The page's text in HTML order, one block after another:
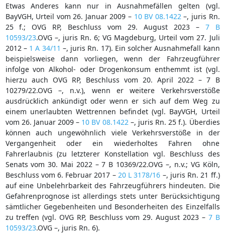
Etwas Anderes kann nur in Ausnahmefällen gelten (vgl.
BayVGH, Urteil vom 26. Januar 2009 – 10 BV 08.1422 –, juris Rn.
25 f.; OVG RP, Beschluss vom 29. August 2023 – 7 B
10593/23.OVG –, juris Rn. 6; VG Magdeburg, Urteil vom 27. Juli
2012 – 1 A 34/11 –, juris Rn. 17). Ein solcher Ausnahmefall kann
beispielsweise dann vorliegen, wenn der Fahrzeugführer
infolge von Alkohol- oder Drogenkonsum enthemmt ist (vgl.
hierzu auch OVG RP, Beschluss vom 20. April 2022 – 7 B
10279/22.OVG –, n.v.), wenn er weitere Verkehrsverstöße
ausdrücklich ankündigt oder wenn er sich auf dem Weg zu
einem unerlaubten Wettrennen befindet (vgl. BayVGH, Urteil
vom 26. Januar 2009 – 10 BV 08.1422 –, juris Rn. 25 f.). Überdies
können auch ungewöhnlich viele Verkehrsverstöße in der
Vergangenheit oder ein wiederholtes Fahren ohne
Fahrerlaubnis (zu letzterer Konstellation vgl. Beschluss des
Senats vom 30. Mai 2022 – 7 B 10369/22.OVG –, n.v.; VG Köln,
Beschluss vom 6. Februar 2017 – 20 L 3178/16 –, juris Rn. 21 ff.)
auf eine Unbelehrbarkeit des Fahrzeugführers hindeuten. Die
Gefahrenprognose ist allerdings stets unter Berücksichtigung
sämtlicher Gegebenheiten und Besonderheiten des Einzelfalls
zu treffen (vgl. OVG RP, Beschluss vom 29. August 2023 – 7 B
10593/23.OVG –, juris Rn. 6).